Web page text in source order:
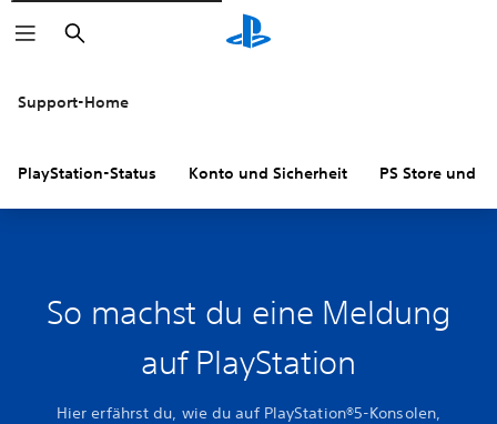
Suchen
Support-Home
PlayStation-Status Konto und Sicherheit PS Store und
So machst du eine Meldung
auf PlayStation
Hier erfährst du, wie du auf PlayStation®5-Konsolen,